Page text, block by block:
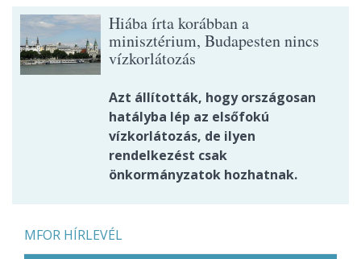
Hiába írta korábban a
minisztérium, Budapesten nincs
vízkorlátozás
Azt állították, hogy országosan
hatályba lép az elsőfokú
vízkorlátozás, de ilyen
rendelkezést csak
önkormányzatok hozhatnak.
MFOR HÍRLEVÉL